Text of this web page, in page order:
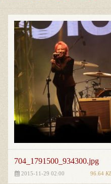
704_1791500_934300.jpg
2015-11-29 02:00 96.64